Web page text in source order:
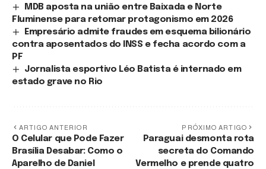
MDB aposta na união entre Baixada e Norte
Fluminense para retomar protagonismo em 2026
Empresário admite fraudes em esquema bilionário
contra aposentados do INSS e fecha acordo com a
PF
Jornalista esportivo Léo Batista é internado em
estado grave no Rio
ARTIGO ANTERIOR
O Celular que Pode Fazer
Brasília Desabar: Como o
Aparelho de Daniel
PRÓXIMO ARTIGO
Paraguai desmonta rota
secreta do Comando
Vermelho e prende quatro